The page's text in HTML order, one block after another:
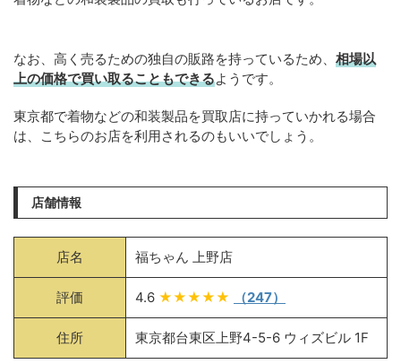
なお、高く売るための独自の販路を持っているため、 相場以
上の価格で買い取ることもできるようです。
東京都で着物などの和装製品を買取店に持っていかれる場合
は、こちらのお店を利用されるのもいいでしょう。
店舗情報
店名 福ちゃん 上野店
評価 4.6 ★★★★★ （247）
住所 東京都台東区上野4-5-6 ウィズビル 1F